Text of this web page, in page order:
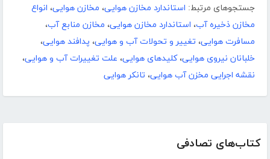
کتاب‌های تصادفی
جستجوهای مرتبط: استاندارد مخازن هوایی، مخازن هوایی، انواع
مخازن ذخیره آب، استاندارد مخازن هوایی، مخازن منابع آب،
مسافرت هوایی، تغییر و تحولات آب و هوایی، پدافند هوایی،
خلبانان نیروی هوایی،کلیدهای هوایی، علت تغییرات آب و هوایی،
نقشه اجرایی مخزن آب هوایی، تانکر هوایی